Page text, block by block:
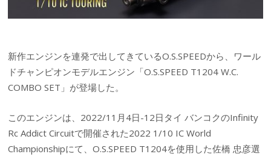
新作エンジンを連発で出してきているO.S.SPEEDから、ワール
ドチャンピオンモデルエンジン「O.S.SPEED T1204 W.C.
COMBO SET」が登場した。
このエンジンは、2022/11月4日-12日タイ バンコクのInfinity
Rc Addict Circuitで開催された2022 1/10 IC World
Championshipにて、O.S.SPEED T1204を使用した佐橋 忠彦選